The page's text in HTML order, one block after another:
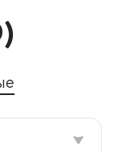
)